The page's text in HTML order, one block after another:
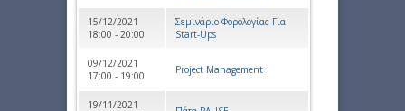
15/12/2021
18:00 - 20:00
Σεμινάριο Φορολογίας Για
Start-Ups
09/12/2021
17:00 - 19:00
Project Management
19/11/2021